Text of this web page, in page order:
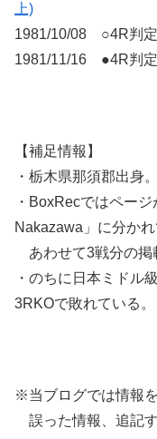
上)
1981/10/08 ○4R判
1981/11/16 ●4R判
【補足情報】
・栃木県那須郡出身。
・BoxRecではペー
Nakazawa」に分かれ
あわせて3戦分の掲
・のちに日本ミドル
3RKOで敗れている。
※当ブログでは情報
誤った情報、追記